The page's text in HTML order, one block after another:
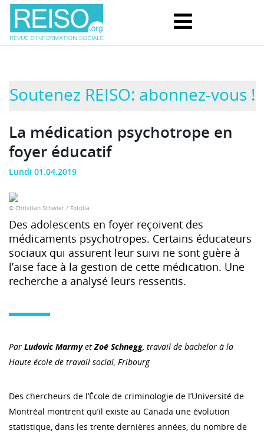
Soutenez REISO: abonnez-vous !
La médication psychotrope en
foyer éducatif
Lundi 01.04.2019
© Christian Schwier / Fotolia
Des adolescents en foyer reçoivent des
médicaments psychotropes. Certains éducateurs
sociaux qui assurent leur suivi ne sont guère à
l’aise face à la gestion de cette médication. Une
recherche a analysé leurs ressentis.
Par Ludovic MarmyetZoé Schnegg, travail de bachelor à la
Haute école de travail social, Fribourg
Des chercheurs de l’École de criminologie de l’Université de
Montréal montrent qu’il existe au Canada une évolution
statistique, dans les trente dernières années, du nombre de